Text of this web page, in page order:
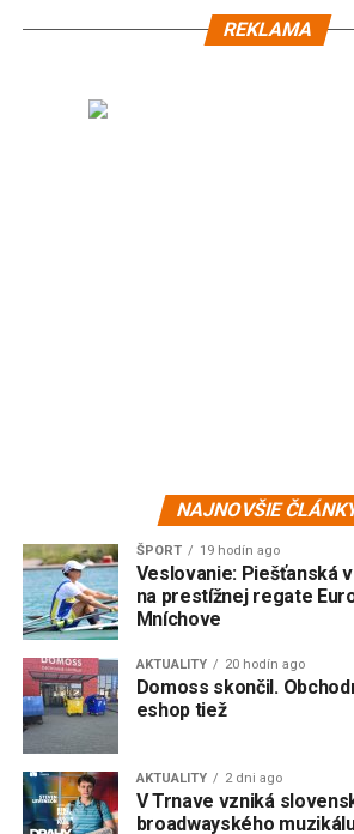
REKLAMA
NAJNOVŠIE
ŠPORT 19 hodín ago
Veslovanie: Piešťanská
na prestížnej regate
Mníchove
AKTUALITY 20 hodín ago
Domoss skončil.
eshop tiež
AKTUALITY 2 dni ago
V Trnave vzniká
broadwayského